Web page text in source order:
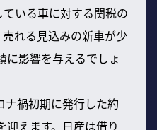
いる車に対する関税の
れる見込みの新車が少
に影響を与えるでしょ
ナ禍初期に発行した約
えます。日産は借り